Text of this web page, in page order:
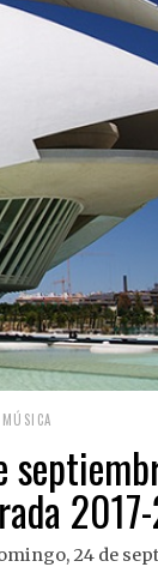
MÚSICA
24 de